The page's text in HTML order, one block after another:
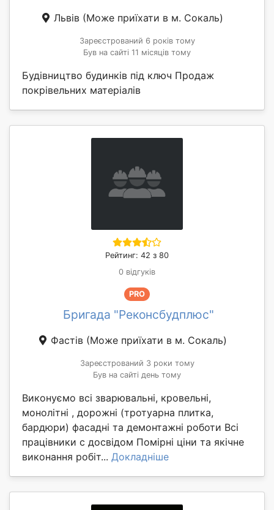
Львів (Може приїхати в м. Сокаль)
Зареєстрований 6 років тому
Був на сайті 11 місяців тому
Будівництво будинків під ключ Продаж
покрівельних матеріалів
Рейтинг: 42 з 80
0 відгуків
PRO
Бригада "Реконсбудплюс"
Фастів (Може приїхати в м. Сокаль)
Зареєстрований 3 роки тому
Був на сайті день тому
Виконуємо всі зварювальні, кровельні,
монолітні , дорожні (тротуарна плитка,
бардюри) фасадні та демонтажні роботи Всі
працівники с досвідом Помірні ціни та якічне
виконання робіт... Докладніше